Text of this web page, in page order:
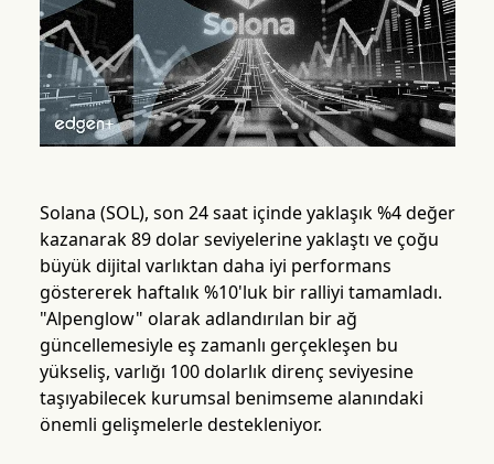
Solana (SOL), son 24 saat içinde yaklaşık %4 değer
kazanarak 89 dolar seviyelerine yaklaştı ve çoğu
büyük dijital varlıktan daha iyi performans
göstererek haftalık %10'luk bir ralliyi tamamladı.
"Alpenglow" olarak adlandırılan bir ağ
güncellemesiyle eş zamanlı gerçekleşen bu
yükseliş, varlığı 100 dolarlık direnç seviyesine
taşıyabilecek kurumsal benimseme alanındaki
önemli gelişmelerle destekleniyor.